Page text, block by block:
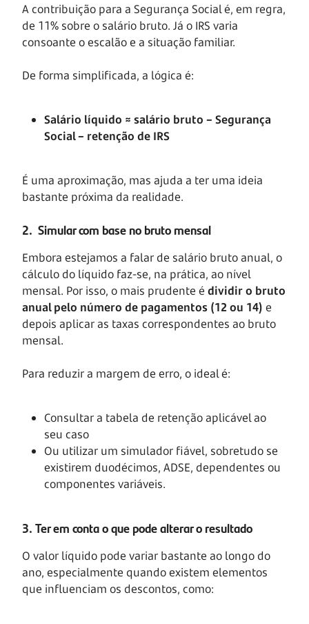
A contribuição para a Segurança Social é, em regra,
de 11% sobre o salário bruto. Já o IRS varia
consoante o escalão e a situação familiar.
De forma simplificada, a lógica é:
Salário líquido ≈ salário bruto – Segurança
Social – retenção de IRS
É uma aproximação, mas ajuda a ter uma ideia
bastante próxima da realidade.
2. Simular com base no bruto mensal
Embora estejamos a falar de salário bruto anual, o
cálculo do líquido faz-se, na prática, ao nível
mensal. Por isso, o mais prudente é dividir o bruto
anual pelo número de pagamentos (12 ou 14) e
depois aplicar as taxas correspondentes ao bruto
mensal.
Para reduzir a margem de erro, o ideal é:
Consultar a tabela de retenção aplicável ao
seu caso
Ou utilizar um simulador fiável, sobretudo se
existirem duodécimos, ADSE, dependentes ou
componentes variáveis.
3. Ter em conta o que pode alterar o resultado
O valor líquido pode variar bastante ao longo do
ano, especialmente quando existem elementos
que influenciam os descontos, como: